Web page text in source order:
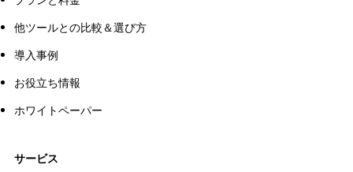
他ツールとの比較＆選び方
導入事例
お役立ち情報
ホワイトペーパー
サービス